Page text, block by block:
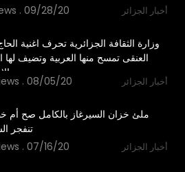
. 09/28/20
أخبار الجزائر
وزارة الثقافة الجزائرية تحرف اغنية
العنقى تمسح منها العربية وتضيف لها
. 08/05/20 أخبار الجزائر
ملئ خزان السيرغاز بالكامل صح أم
تنفجر
. 07/16/20
أخبار الجزائر